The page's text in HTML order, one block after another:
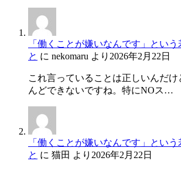
「働くことが嫌いなんです」という
と に nekomaru より 2026年2月22日
これ言っていることは正しいんだけ
んどできないですね。特にNOス…
「働くことが嫌いなんです」という
と に 猫田 より 2026年2月22日